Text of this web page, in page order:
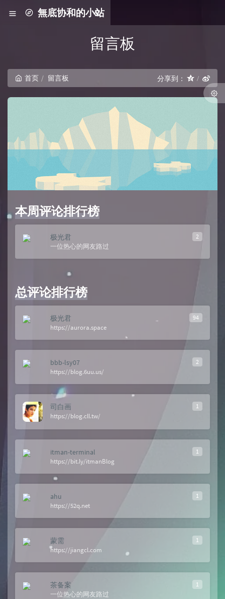
無底协和的小站
留言板
首页 留言板 分享到：
本周评论排行榜
2
极光君
一位热心的网友路过
总评论排行榜
94
极光君
https://aurora.space
2
bbb-lsy07
https://blog.6uu.us/
1
司白画
https://blog.cll.tw/
1
itman-terminal
https://bit.ly/itmanBlog
1
ahu
https://52q.net
1
蒙需
https://jiangcl.com
1
茶备案
一位热心的网友路过